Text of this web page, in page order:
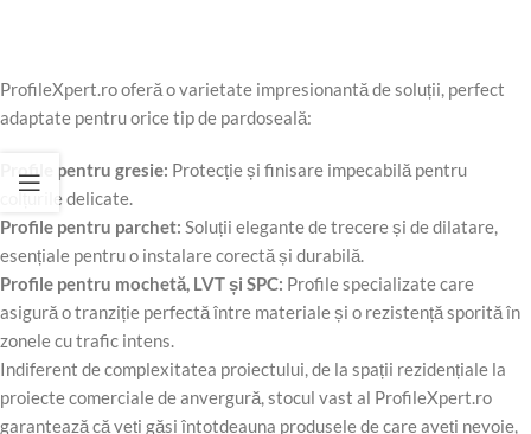
ProfileXpert.ro oferă o varietate impresionantă de soluții, perfect
adaptate pentru orice tip de pardoseală:
Profile pentru gresie: Protecție și finisare impecabilă pentru
colțurile delicate.
Profile pentru parchet: Soluții elegante de trecere și de dilatare,
esențiale pentru o instalare corectă și durabilă.
Profile pentru mochetă, LVT și SPC: Profile specializate care
asigură o tranziție perfectă între materiale și o rezistență sporită în
zonele cu trafic intens.
Indiferent de complexitatea proiectului, de la spații rezidențiale la
proiecte comerciale de anvergură, stocul vast al ProfileXpert.ro
garantează că veți găsi întotdeauna produsele de care aveți nevoie,